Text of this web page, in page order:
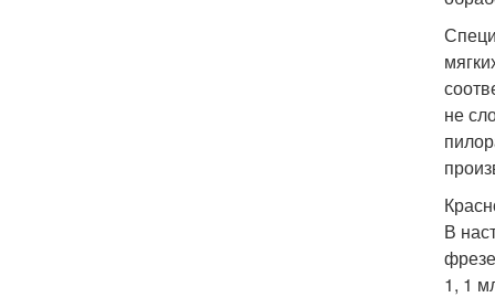
не
В
1, 1